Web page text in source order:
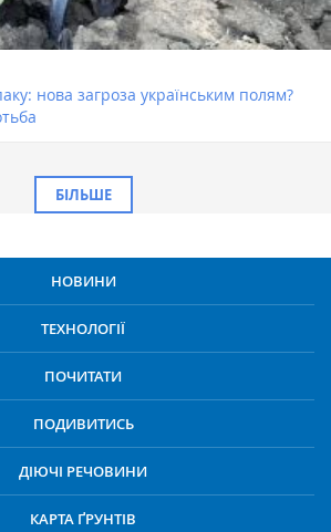
нова загроза українським полям?
БІЛЬШЕ
НОВИНИ
ТЕХНОЛОГІЇ
ПОЧИТАТИ
ПОДИВИТИСЬ
ДІЮЧІ РЕЧОВИНИ
КАРТА ҐРУНТІВ